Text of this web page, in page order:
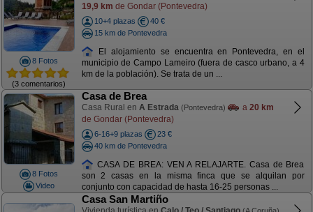
8 Fotos
(3 comentarios)
19,9 km de Gondar (Pontevedra)
10+4 plazas
40 €
15 km de Pontevedra
El alojamiento se encuentra en Pontevedra, en el
municipio de Campo Lameiro (fuera de casco urbano, a 4
km de la población). Se trata de un ...
8 Fotos
Video
Casa de Brea
Casa Rural en A Estrada (Pontevedra) a 20 km
de Gondar (Pontevedra)
6-16+9 plazas
23 €
40 km de Pontevedra
CASA DE BREA: VEN A RELAJARTE. Casa de Brea
son 2 casas en la misma finca que se alquilan por
conjunto con capacidad de hasta 16-25 personas ...
Casa San Martiño